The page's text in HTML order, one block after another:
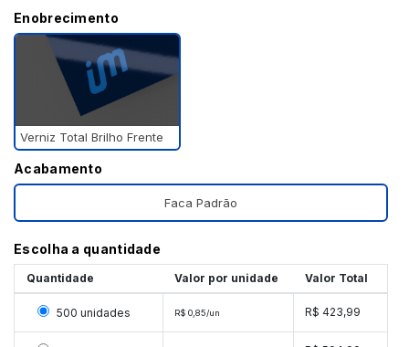
Enobrecimento
Verniz Total Brilho Frente
Acabamento
Faca Padrão
Escolha a quantidade
Quantidade Valor por unidade Valor Total
Selecionar 500 unidades
500 unidades R$ 0,85/un R$ 423,99